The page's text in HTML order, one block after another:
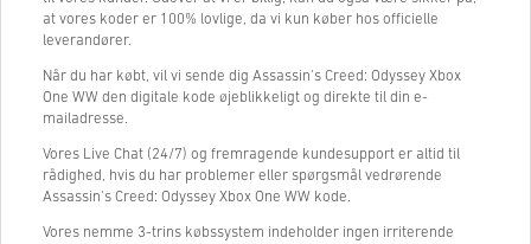
at vores koder er 100% lovlige, da vi kun køber hos officielle
leverandører.
Når du har købt, vil vi sende dig Assassin's Creed: Odyssey Xbox
One WW den digitale kode øjeblikkeligt og direkte til din e-
mailadresse.
Vores Live Chat (24/7) og fremragende kundesupport er altid til
rådighed, hvis du har problemer eller spørgsmål vedrørende
Assassin's Creed: Odyssey Xbox One WW kode.
Vores nemme 3-trins købssystem indeholder ingen irriterende